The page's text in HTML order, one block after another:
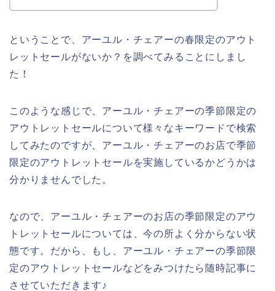
ということで、アーユル・チェアーの春限定のアウト
レットセールがないか？を調べてみることにしまし
た！
このような感じで、アーユル・チェアーの季節限定の
アウトレットセールについて様々なキーワードで検索
してみたのですが、アーユル・チェアーのお店で季節
限定のアウトレットセールを実施しているかどうかは
分かりませんでした。
なので、アーユル・チェアーのお店の季節限定のアウ
トレットセールについては、今の所よく分からない状
態です。だから、もし、アーユル・チェアーの季節限
定のアウトレットセールなどをみつけたら随時記事に
させていただきます♪